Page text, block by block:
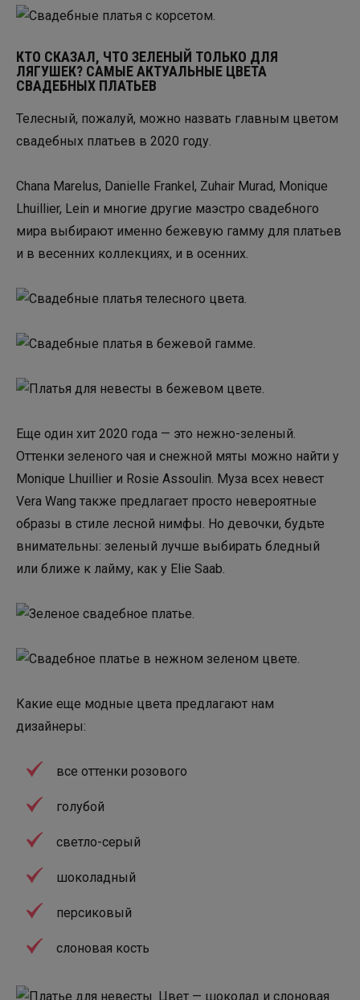
КТО СКАЗАЛ, ЧТО ЗЕЛЕНЫЙ ТОЛЬКО ДЛЯ
ЛЯГУШЕК? САМЫЕ АКТУАЛЬНЫЕ ЦВЕТА
СВАДЕБНЫХ ПЛАТЬЕВ
Телесный, пожалуй, можно назвать главным цветом
свадебных платьев в 2020 году.
Chana Marelus, Danielle Frankel, Zuhair Murad, Monique
Lhuillier, Lein и многие другие маэстро свадебного
мира выбирают именно бежевую гамму для платьев
и в весенних коллекциях, и в осенних.
Еще один хит 2020 года — это нежно-зеленый.
Оттенки зеленого чая и снежной мяты можно найти у
Monique Lhuillier и Rosie Assoulin. Муза всех невест
Vera Wang также предлагает просто невероятные
образы в стиле лесной нимфы. Но девочки, будьте
внимательны: зеленый лучше выбирать бледный
или ближе к лайму, как у Elie Saab.
Какие еще модные цвета предлагают нам
дизайнеры:
все оттенки розового
голубой
светло-серый
шоколадный
персиковый
слоновая кость